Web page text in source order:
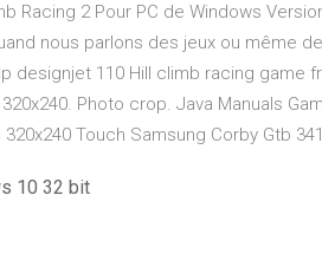
Racing 2 Pour PC de Windows
nous parlons des jeux ou même
designjet 110 Hill climb racing game
Photo crop. Java Manuals
320x240 Touch Samsung Corby Gtb
10 32 bit